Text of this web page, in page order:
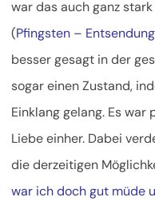
war das auch ganz
(Pfingsten –
besser gesagt in der
sogar einen Zustand,
Einklang gelang. Es war
Liebe einher. Dabei
die derzeitigen
war ich doch gut müde